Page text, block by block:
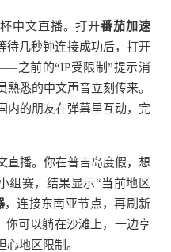
中文直播。打开番茄加速
待几秒钟连接成功后，打开
之前的“IP受限制”提示消
悉的中文声音立刻传来。
内的朋友在弹幕里互动，完
直播。你在普吉岛度假，想
组赛，结果显示“当前地区
，连接东南亚节点，再刷新
可以躺在沙滩上，一边享
地区限制。